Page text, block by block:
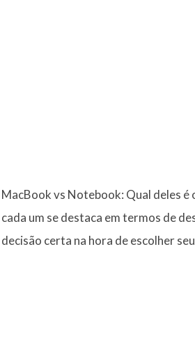
MacBook vs Notebook: Qual deles é
cada um se destaca em termos de
decisão certa na hora de escolher